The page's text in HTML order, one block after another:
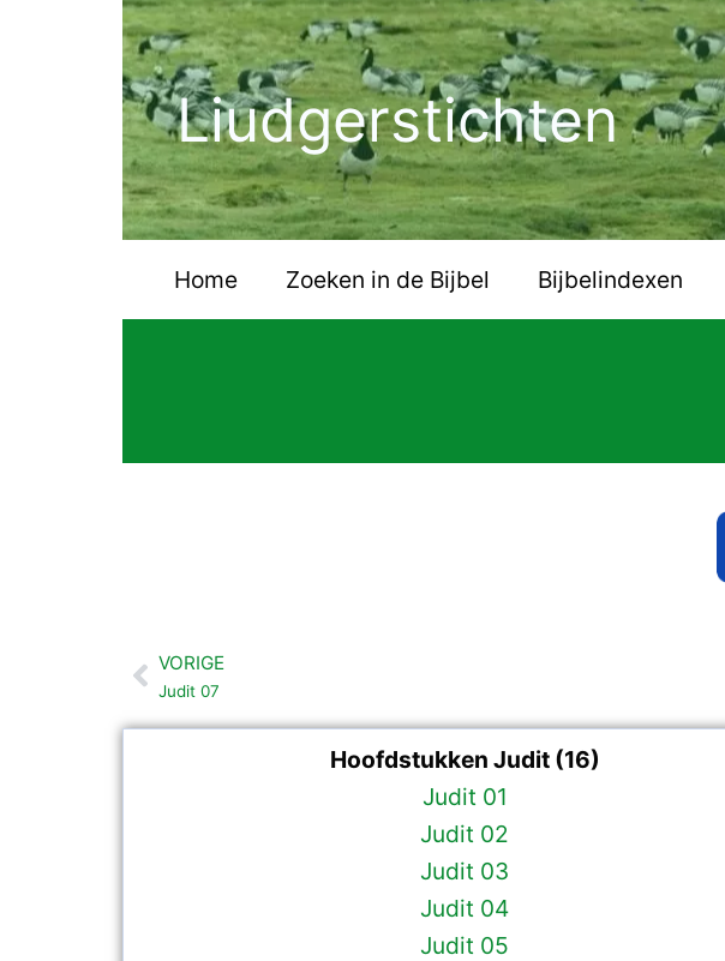
Liudgerstichten
Home Zoeken in de Bijbel Bijbelindexen
Vorige
VORIGE
Judit 07
Hoofdstukken Judit (16)
Judit 01
Judit 02
Judit 03
Judit 04
Judit 05